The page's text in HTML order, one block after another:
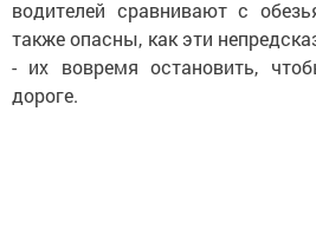
водителей сравнивают с
также опасны, как эти
- их вовремя остановить,
дороге.